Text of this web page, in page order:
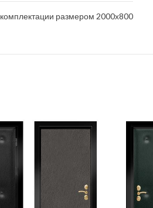
размером 2000х800